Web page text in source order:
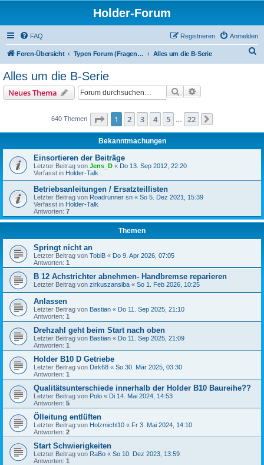
Holder-Forum
FAQ Anmelden
Registrieren
Foren-Übersicht Typen Forum (Fragen bitte hier posten) Alles um die B-Serie
Alles um die B-Serie
Neues Thema Suche
640 Themen Seite 1von 22
1 2 3 4 5 22
Bekanntmachungen
Einsortieren der Beiträge
Letzter Beitrag von Jens_D « Do 13. Sep 2012, 22:20
Verfasst in Holder-Talk
Betriebsanleitungen / Ersatzteillisten
Letzter Beitrag von Roadrunner sn « So 5. Dez 2021, 15:39
Verfasst in Holder-Talk
Antworten: 7
Themen
Springt nicht an
Letzter Beitrag von TobiB « Do 9. Apr 2026, 07:05
Antworten: 1
B 12 Achstrichter abnehmen- Handbremse reparieren
Letzter Beitrag von zirkuszansiba « So 1. Feb 2026, 10:25
Anlassen
Letzter Beitrag von Bastian « Do 11. Sep 2025, 21:10
Antworten: 1
Drehzahl geht beim Start nach oben
Letzter Beitrag von Bastian « Do 11. Sep 2025, 21:09
Antworten: 1
Holder B10 D Getriebe
Letzter Beitrag von Dirk68 « So 30. Mär 2025, 03:30
Antworten: 1
Qualitätsunterschiede innerhalb der Holder B10 Baureihe??
Letzter Beitrag von Polo « Di 14. Mai 2024, 14:53
Antworten: 5
Ölleitung entlüften
Letzter Beitrag von Holzmichl10 « Fr 3. Mai 2024, 14:10
Antworten: 2
Start Schwierigkeiten
Letzter Beitrag von RaBo « So 10. Dez 2023, 13:59
Antworten: 1